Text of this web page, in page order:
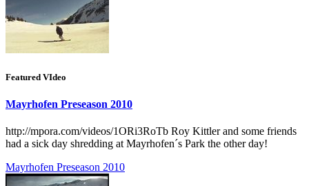
Featured VIdeo
Mayrhofen Preseason 2010
http://mpora.com/videos/1ORi3RoTb Roy Kittler and some friends
had a sick day shredding at Mayrhofen´s Park the other day!
Mayrhofen Preseason 2010